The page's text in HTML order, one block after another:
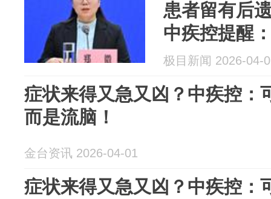
患者留有后
中疾控提醒
现高热头痛
极目新闻 2026-04-
症状来得又急又凶？中疾控：
而是流脑！
金台资讯 2026-04-01
症状来得又急又凶？中疾控：